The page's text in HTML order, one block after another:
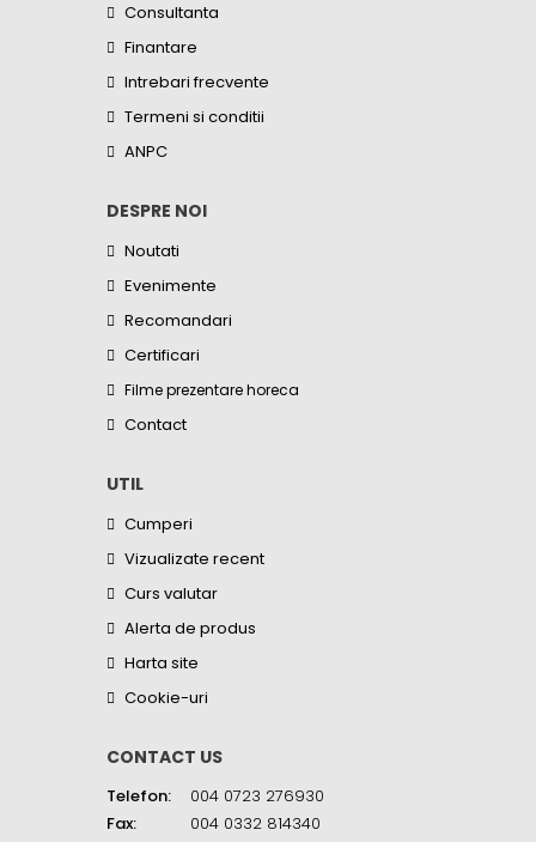
Consultanta
Finantare
Intrebari frecvente
Termeni si conditii
ANPC
DESPRE NOI
Noutati
Evenimente
Recomandari
Certificari
Filme prezentare horeca
Contact
UTIL
Cumperi
Vizualizate recent
Curs valutar
Alerta de produs
Harta site
Cookie-uri
CONTACT US
Telefon:
004 0723 276930
Fax:
004 0332 814340